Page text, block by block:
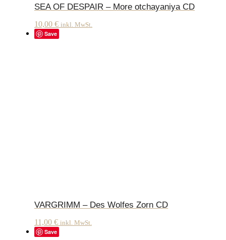
SEA OF DESPAIR – More otchayaniya CD
10,00 € inkl. MwSt.
Save
VARGRIMM – Des Wolfes Zorn CD
11,00 € inkl. MwSt.
Save